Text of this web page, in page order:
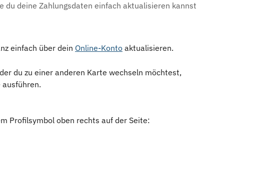
du deine Zahlungsdaten einfach aktualisieren kannst
einfach über dein Online-Konto aktualisieren.
du zu einer anderen Karte wechseln möchtest,
Profilsymbol oben rechts auf der Seite: